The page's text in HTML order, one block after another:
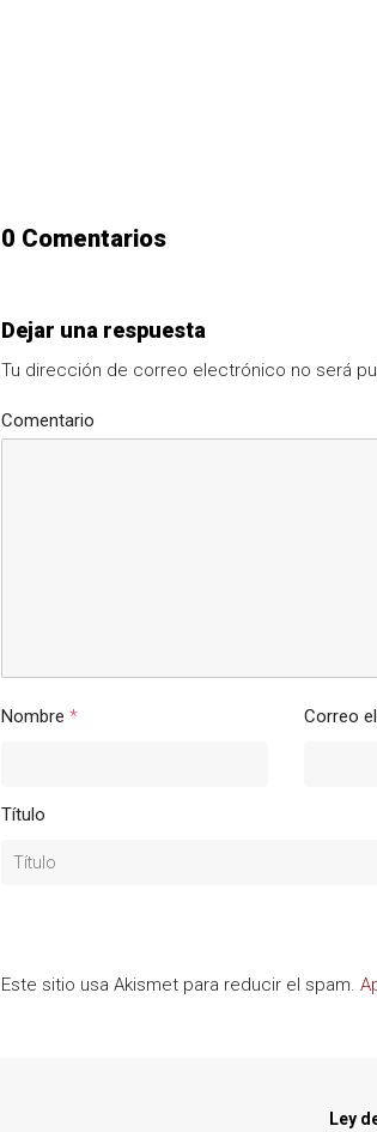
0 Comentarios
Dejar una respuesta
Tu dirección de correo electrónico no será
Comentario
Nombre * Correo
Título
Este sitio usa Akismet para reducir el spam.
Ley